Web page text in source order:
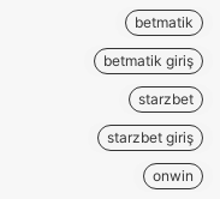
betmatik
betmatik giriş
starzbet
starzbet giriş
onwin